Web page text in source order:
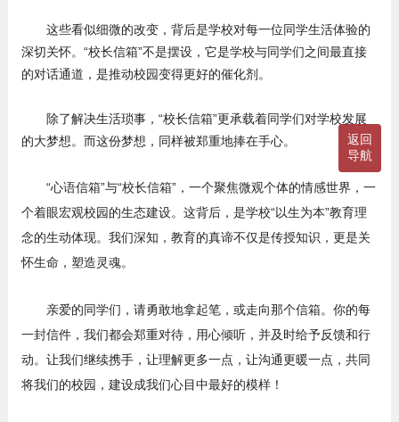
返回
导航
这些看似细微的改变，背后是学校对每一位同学生活体验的
深切关怀。“校长信箱”不是摆设，它是学校与同学们之间最直接
的对话通道，是推动校园变得更好的催化剂。
除了解决生活琐事，“校长信箱”更承载着同学们对学校发展
的大梦想。而这份梦想，同样被郑重地捧在手心。
“心语信箱”与“校长信箱”，一个聚焦微观个体的情感世界，一
个着眼宏观校园的生态建设。这背后，是学校“以生为本”教育理
念的生动体现。我们深知，教育的真谛不仅是传授知识，更是关
怀生命，塑造灵魂。
亲爱的同学们，请勇敢地拿起笔，或走向那个信箱。你的每
一封信件，我们都会郑重对待，用心倾听，并及时给予反馈和行
动。让我们继续携手，让理解更多一点，让沟通更暖一点，共同
将我们的校园，建设成我们心目中最好的模样！